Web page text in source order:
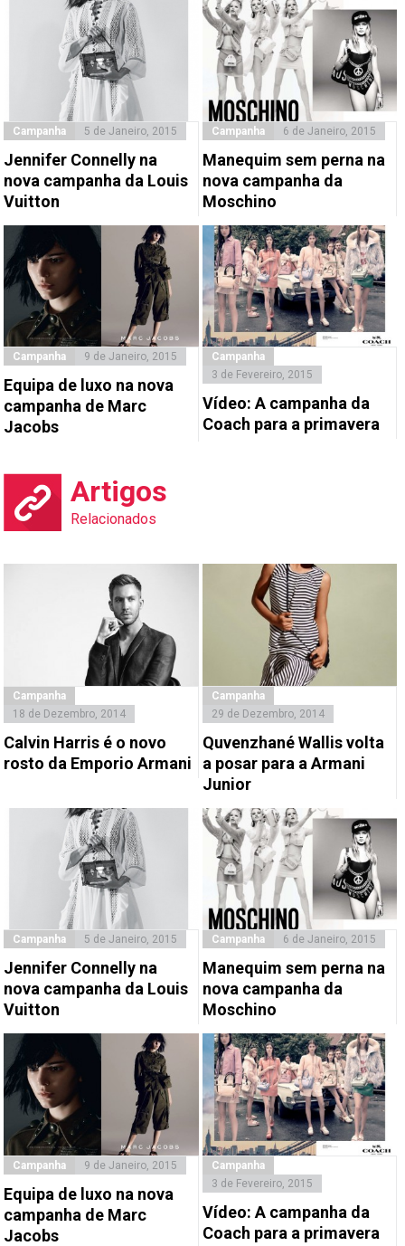
Campanha 5 de Janeiro, 2015
Jennifer Connelly na
nova campanha da Louis
Vuitton
Campanha 6 de Janeiro, 2015
Manequim sem perna na
nova campanha da
Moschino
Campanha 9 de Janeiro, 2015
Equipa de luxo na nova
campanha de Marc
Jacobs
Campanha
3 de Fevereiro, 2015
Vídeo: A campanha da
Coach para a primavera
Artigos
Relacionados
Campanha
18 de Dezembro, 2014
Calvin Harris é o novo
rosto da Emporio Armani
Campanha
29 de Dezembro, 2014
Quvenzhané Wallis volta
a posar para a Armani
Junior
Campanha 5 de Janeiro, 2015
Jennifer Connelly na
nova campanha da Louis
Vuitton
Campanha 6 de Janeiro, 2015
Manequim sem perna na
nova campanha da
Moschino
Campanha 9 de Janeiro, 2015
Equipa de luxo na nova
campanha de Marc
Jacobs
Campanha
3 de Fevereiro, 2015
Vídeo: A campanha da
Coach para a primavera